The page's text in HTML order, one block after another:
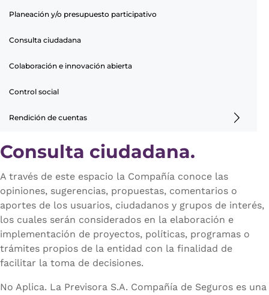
Planeación y/o presupuesto participativo
Consulta ciudadana
Colaboración e innovación abierta
Control social
Rendición de cuentas
Consulta ciudadana.
A través de este espacio la Compañía conoce las
opiniones, sugerencias, propuestas, comentarios o
aportes de los usuarios, ciudadanos y grupos de interés,
los cuales serán considerados en la elaboración e
implementación de proyectos, políticas, programas o
trámites propios de la entidad con la finalidad de
facilitar la toma de decisiones.
No Aplica. La Previsora S.A. Compañía de Seguros es una